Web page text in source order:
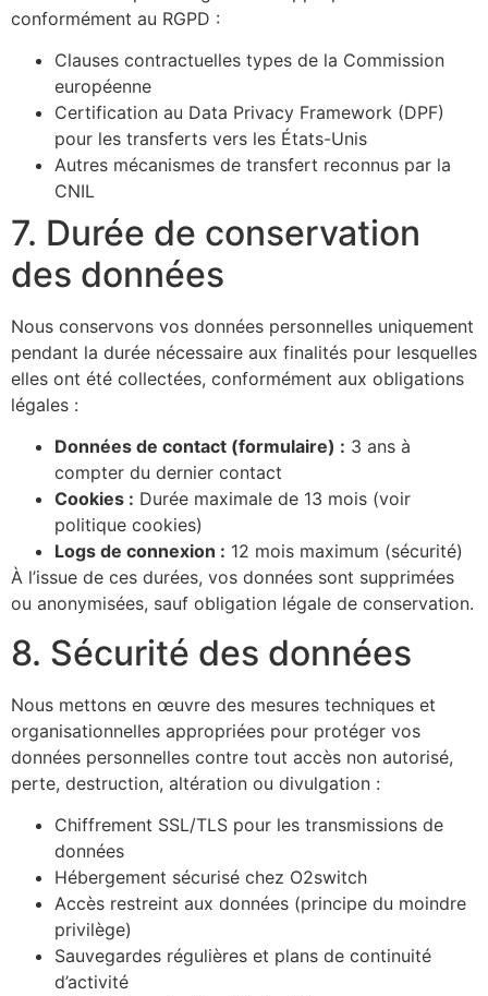
conformément au RGPD :
Clauses contractuelles types de la Commission
européenne
Certification au Data Privacy Framework (DPF)
pour les transferts vers les États-Unis
Autres mécanismes de transfert reconnus par la
CNIL
7. Durée de conservation
des données
Nous conservons vos données personnelles uniquement
pendant la durée nécessaire aux finalités pour lesquelles
elles ont été collectées, conformément aux obligations
légales :
Données de contact (formulaire) : 3 ans à
compter du dernier contact
Cookies : Durée maximale de 13 mois (voir
politique cookies)
Logs de connexion : 12 mois maximum (sécurité)
À l’issue de ces durées, vos données sont supprimées
ou anonymisées, sauf obligation légale de conservation.
8. Sécurité des données
Nous mettons en œuvre des mesures techniques et
organisationnelles appropriées pour protéger vos
données personnelles contre tout accès non autorisé,
perte, destruction, altération ou divulgation :
Chiffrement SSL/TLS pour les transmissions de
données
Hébergement sécurisé chez O2switch
Accès restreint aux données (principe du moindre
privilège)
Sauvegardes régulières et plans de continuité
d’activité